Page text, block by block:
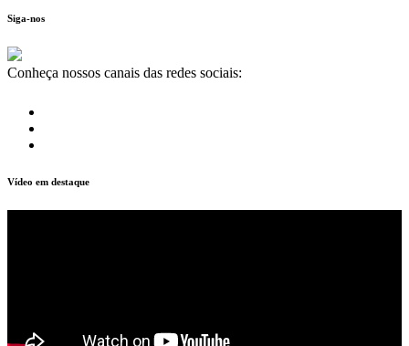
Siga-nos
Conheça nossos canais das redes sociais:
Vídeo em destaque